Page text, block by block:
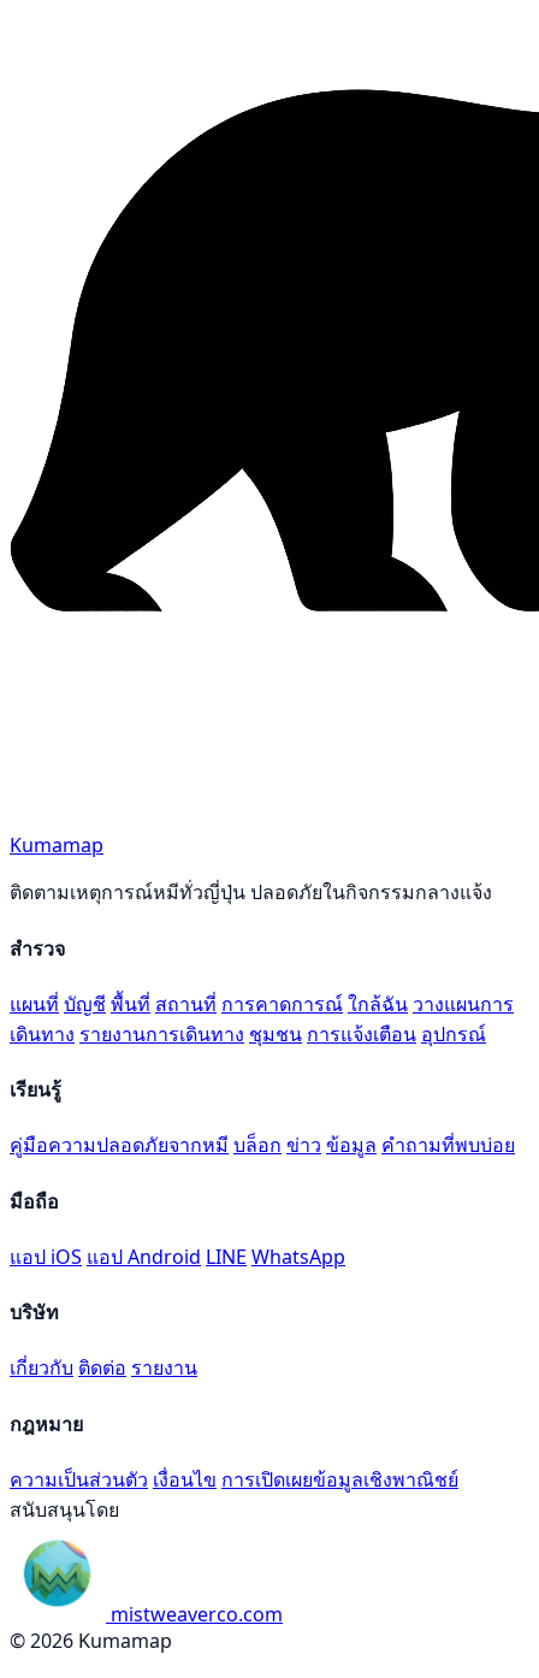
Kumamap
ติดตามเหตุการณ์หมีทั่วญี่ปุ่น ปลอดภัยในกิจกรรมกลางแจ้ง
สำรวจ
แผนที่ บัญชี พื้นที่ สถานที่ การคาดการณ์ใกล้ฉัน วางแผนการ
เดินทาง รายงานการเดินทาง ชุมชน การแจ้งเตือน อุปกรณ์
เรียนรู้
คู่มือความปลอดภัยจากหมี บล็อก ข่าว ข้อมูล คำถามที่พบบ่อย
มือถือ
แอป iOS แอป Android LINE WhatsApp
บริษัท
เกี่ยวกับ ติดต่อ รายงาน
กฎหมาย
ความเป็นส่วนตัว เงื่อนไข การเปิดเผยข้อมูลเชิงพาณิชย์
สนับสนุนโดย
mistweaverco.com
© 2026 Kumamap